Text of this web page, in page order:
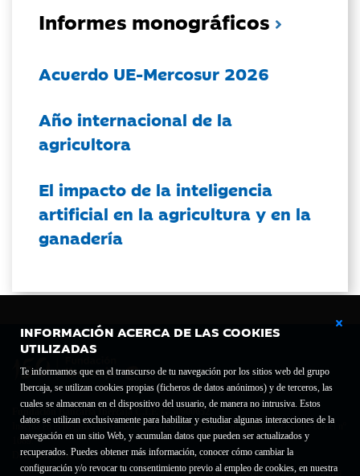
INFORMACIÓN ACERCA DE LAS COOKIES
UTILIZADAS
Te informamos que en el transcurso de tu navegación por los sitios web del grupo
Ibercaja, se utilizan cookies propias (ficheros de datos anónimos) y de terceros, las
cuales se almacenan en el dispositivo del usuario, de manera no intrusiva. Estos
datos se utilizan exclusivamente para habilitar y estudiar algunas interacciones de la
navegación en un sitio Web, y acumulan datos que pueden ser actualizados y
recuperados. Puedes obtener más información, conocer cómo cambiar la
configuración y/o revocar tu consentimiento previo al empleo de cookies, en nuestra
Informes monográficos
Acuerdo UE-Mercosur 2026
Año internacional de la
agricultora
El impacto de la inteligencia
artificial en la agricultura y en la
ganadería
Fundación Bancaria Ibercaja C.I.F. G-50000652.
Inscrita en el Registro de Fundaciones del Mº de Educación, Cultura y Deporte con el nº
1689.
Domicilio social: Joaquín Costa, 13. 50001 Zaragoza.